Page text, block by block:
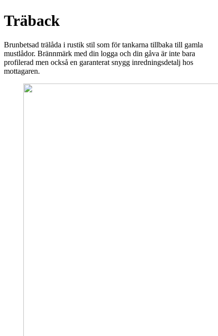
Träback
Brunbetsad trälåda i rustik stil som för tankarna tillbaka till gamla
mustlådor. Brännmärk med din logga och din gåva är inte bara
profilerad men också en garanterat snygg inredningsdetalj hos
mottagaren.